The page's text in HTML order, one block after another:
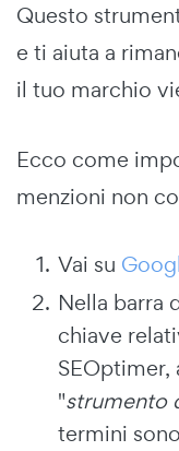
Questo
e ti aiuta a
il tuo marchio
Ecco come
menzioni non
Vai su
Nella barra
chiave
SEOptimer,
"strumento
termini